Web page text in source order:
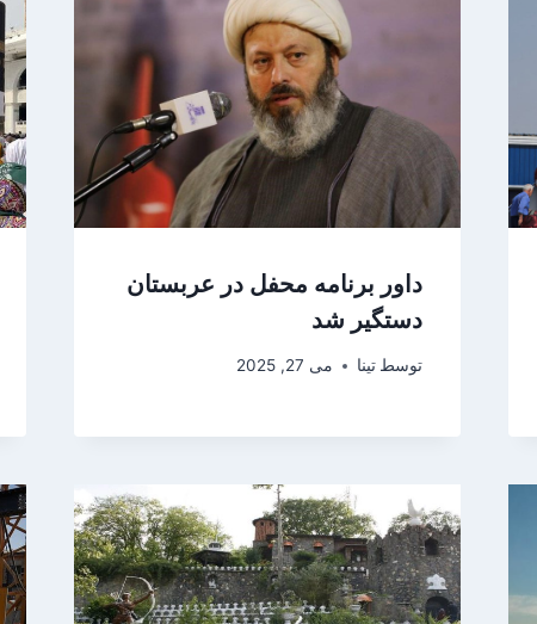
داور برنامه محفل در عربستان
دستگیر شد
توسط تینا می 27, 2025